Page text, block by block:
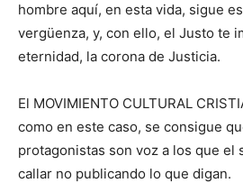
hombre aquí, en esta vida, sigue
vergüenza, y, con ello, el Justo te
eternidad, la corona de Justicia.
El MOVIMIENTO CULTURAL
como en este caso, se consigue
protagonistas son voz a los que el
callar no publicando lo que digan.